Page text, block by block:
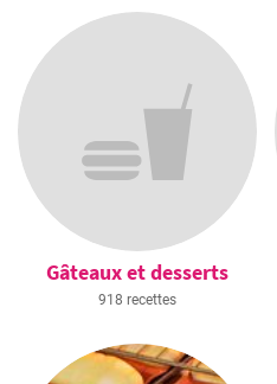
Gâteaux et desserts
918 recettes